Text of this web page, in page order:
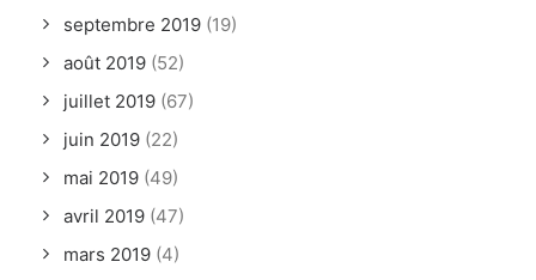
septembre 2019 (19)
août 2019 (52)
juillet 2019 (67)
juin 2019 (22)
mai 2019 (49)
avril 2019 (47)
mars 2019 (4)